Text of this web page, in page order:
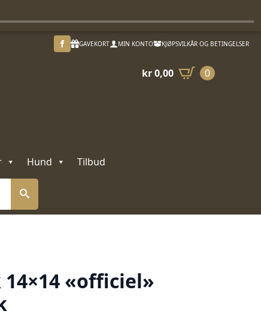
GAVEKORT MIN KONTO KJØPSVILKÅR OG BETINGELSER
kr0,00 0
Hund
Tilbud
«officiel»